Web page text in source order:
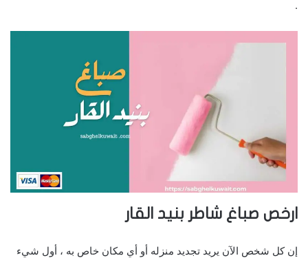
.
ارخص صباغ شاطر بنيد القار
إن كل شخص الآن يريد تجديد منزله أو أي مكان خاص به ، أول شيء